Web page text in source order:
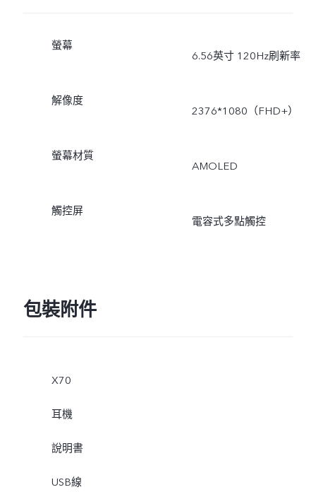
螢幕
6.56英寸 120Hz刷新率
解像度
2376*1080（FHD+）
螢幕材質
AMOLED
觸控屏
電容式多點觸控
包裝附件
X70
耳機
說明書
USB線